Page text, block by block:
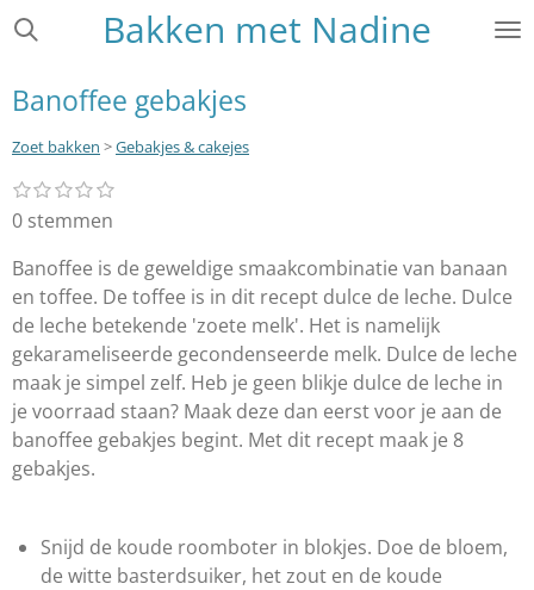
Ga
de
hoofdinhoud
Bakken met Nadine
Banoffee gebakjes
Zoet bakken >Gebakjes & cakejes
R
a
i
n
g
:
0
s
t
e
1
s
t
r
2
t
r
r
e
n
3
t
r
r
e
n
4
t
r
r
e
n
5
t
r
r
e
n
S
m
m
e
n
0 stemmen
Banoffee is de geweldige smaakcombinatie van banaan
en toffee. De toffee is in dit recept dulce de leche. Dulce
de leche betekende 'zoete melk'. Het is namelijk
gekarameliseerde gecondenseerde melk. Dulce de leche
maak je simpel zelf. Heb je geen blikje dulce de leche in
je voorraad staan? Maak deze dan eerst voor je aan de
banoffee gebakjes begint. Met dit recept maak je 8
gebakjes.
Snijd de koude roomboter in blokjes. Doe de bloem,
de witte basterdsuiker, het zout en de koude